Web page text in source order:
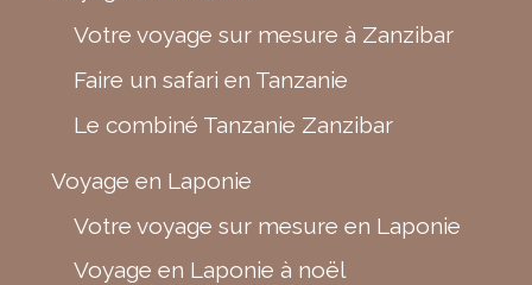
Votre voyage sur mesure à Zanzibar
Faire un safari en Tanzanie
Le combiné Tanzanie Zanzibar
Voyage en Laponie
Votre voyage sur mesure en Laponie
Voyage en Laponie à noël